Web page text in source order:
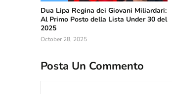
Dua Lipa Regina dei Giovani Miliardari:
Al Primo Posto della Lista Under 30 del
2025
October 28, 2025
Posta Un Commento